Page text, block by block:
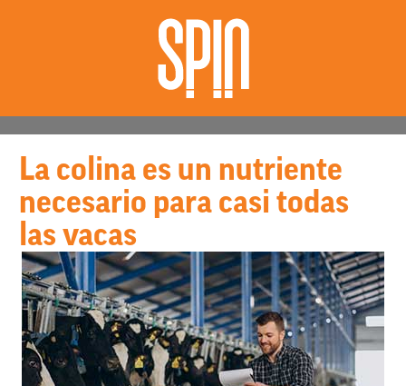
La colina es un nutriente
necesario para casi todas
las vacas